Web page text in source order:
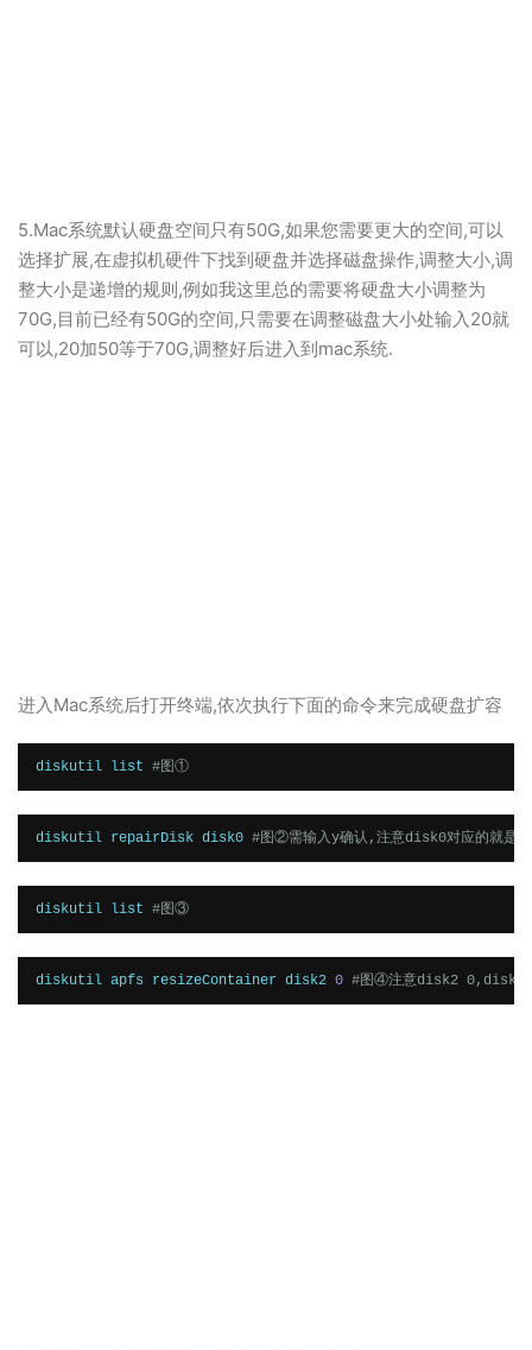
5.Mac系统默认硬盘空间只有50G,如果您需要更大的空间,可以
选择扩展,在虚拟机硬件下找到硬盘并选择磁盘操作,调整大小,调
整大小是递增的规则,例如我这里总的需要将硬盘大小调整为
70G,目前已经有50G的空间,只需要在调整磁盘大小处输入20就
可以,20加50等于70G,调整好后进入到mac系统.
进入Mac系统后打开终端,依次执行下面的命令来完成硬盘扩容
diskutil list #图①
diskutil repairDisk disk0 #图②需输入y确认,注意disk0对应的就是刚
diskutil list #图③
diskutil apfs resizeContainer disk2 0 #图④注意disk2 0,disk2对